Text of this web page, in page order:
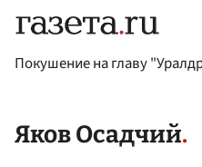
Покушение на главу
Яков Осадчий